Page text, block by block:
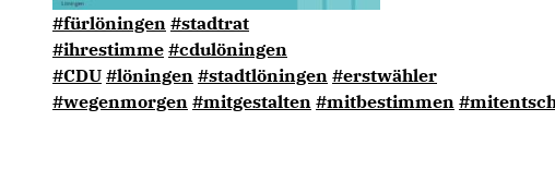
#fürlöningen #stadtrat
#ihrestimme #cdulöningen
#CDU #löningen #stadtlöningen #erstwähler
#wegenmorgen #mitgestalten #mitbestimmen